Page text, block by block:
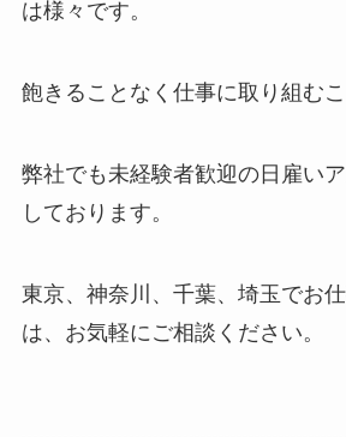
は様々です。
飽きることなく仕事に取り組むこ
弊社でも未経験者歓迎の日雇い
しております。
東京、神奈川、千葉、埼玉でお
は、お気軽にご相談ください。